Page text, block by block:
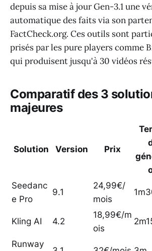
depuis sa mise à jour Gen-3.1 une
automatique des faits via son
FactCheck.org. Ces outils sont
prisés par les pure players comme
qui produisent jusqu'à 30 vidéos
Comparatif des 3
majeures
Solution Version Prix
Seedanc
e Pro
9.1
24,99€/
mois
Kling AI 4.2
18,99€/m
ois
Runway